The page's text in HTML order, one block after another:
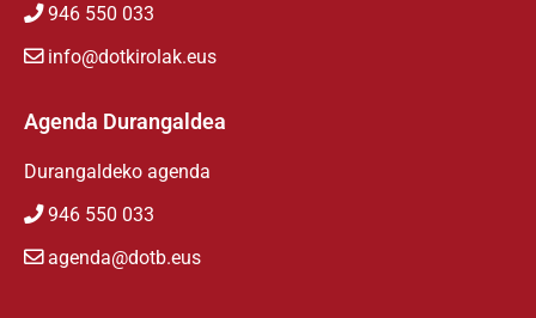
946 550 033
info@dotkirolak.eus
Agenda Durangaldea
Durangaldeko agenda
946 550 033
agenda@dotb.eus